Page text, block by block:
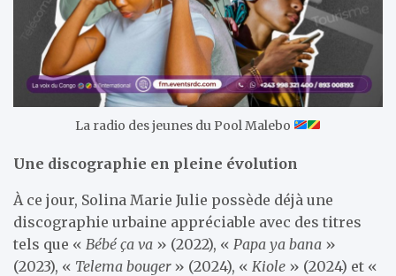
La radio des jeunes du Pool Malebo
Une discographie en pleine évolution
À ce jour, Solina Marie Julie possède déjà une
discographie urbaine appréciable avec des titres
tels que « Bébé ça va » (2022), « Papa ya bana »
(2023), « Telema bouger» (2024), « Kiole » (2024) et «